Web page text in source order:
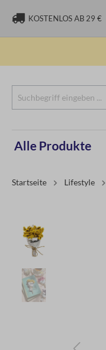
KOSTENLOS AB 29 €
Alle Produkte
Startseite Lifestyle